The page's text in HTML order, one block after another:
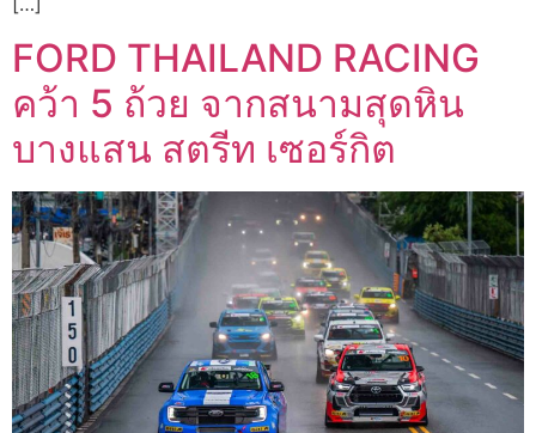
FORD THAILAND RACING
คว้า 5 ถ้วย จากสนามสุดหิน
บางแสน สตรีท เซอร์กิต